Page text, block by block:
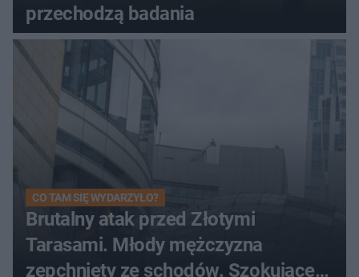
przechodzą badania
CO TAM SIĘ WYDARZYŁO?
Brutalny atak przed Złotymi
Tarasami. Młody mężczyzna
zepchnięty ze schodów. Szokujące